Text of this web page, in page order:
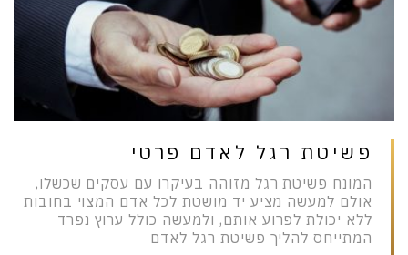
פשיטת רגל לאדם פרטי
המונח פשיטת רגל מזוהה בעיקרו עם עסקים שכשלו,
אולם למעשה מציע יד מושטת לכל אדם המצוי בחובות
ללא יכולת לפרוע אותם, ולמעשה כולל ערוץ נפרד
המתייחס להליך פשיטת רגל לאדם